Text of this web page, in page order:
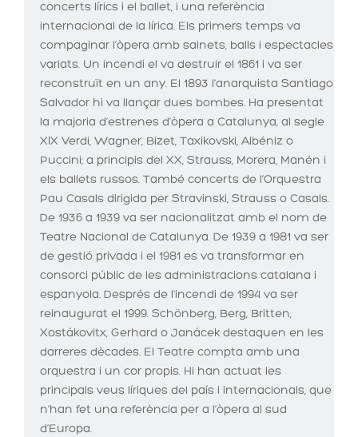
concerts lírics i el ballet, i una referència
internacional de la lírica. Els primers temps va
compaginar l’òpera amb sainets, balls i espectacles
variats. Un incendi el va destruir el 1861 i va ser
reconstruït en un any. El 1893 l'anarquista Santiago
Salvador hi va llançar dues bombes. Ha presentat
la majoria d’estrenes d’òpera a Catalunya, al segle
XIX Verdi, Wagner, Bizet, Taxikovski, Albéniz o
Puccini; a principis del XX, Strauss, Morera, Manén i
els ballets russos. També concerts de l’Orquestra
Pau Casals dirigida per Stravinski, Strauss o Casals.
De 1936 a 1939 va ser nacionalitzat amb el nom de
Teatre Nacional de Catalunya. De 1939 a 1981 va ser
de gestió privada i el 1981 es va transformar en
consorci públic de les administracions catalana i
espanyola. Després de l'incendi de 1994 va ser
reinaugurat el 1999. Schönberg, Berg, Britten,
Xostákovitx, Gerhard o Janácek destaquen en les
darreres dècades. El Teatre compta amb una
orquestra i un cor propis. Hi han actuat les
principals veus líriques del país i internacionals, que
n’han fet una referència per a l’òpera al sud
d’Europa.